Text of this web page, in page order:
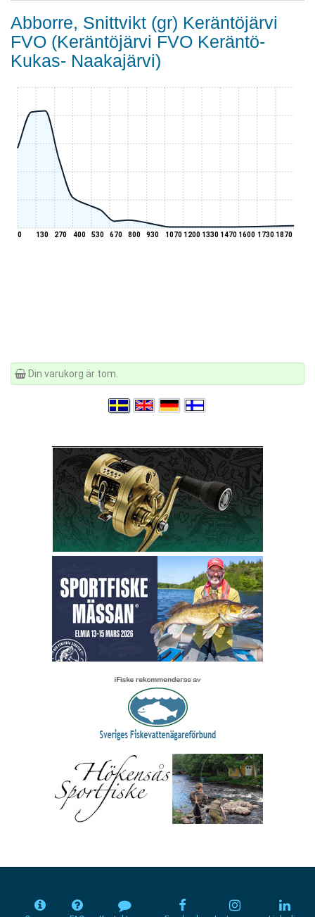
Abborre, Snittvikt (gr) Keräntöjärvi
FVO (Keräntöjärvi FVO Keräntö-
Kukas- Naakajärvi)
0 130 270 400 530 670 800 930 1070 1200 1330 1470 1600 1730 1870
Din varukorg är tom.